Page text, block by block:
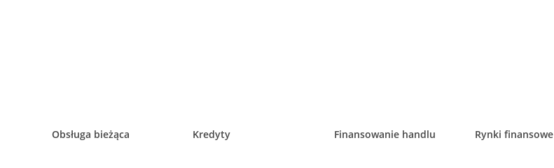
Obsługa bieżąca Kredyty Finansowanie handlu Rynki finansowe